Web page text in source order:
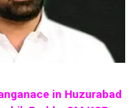
in Huzurabad